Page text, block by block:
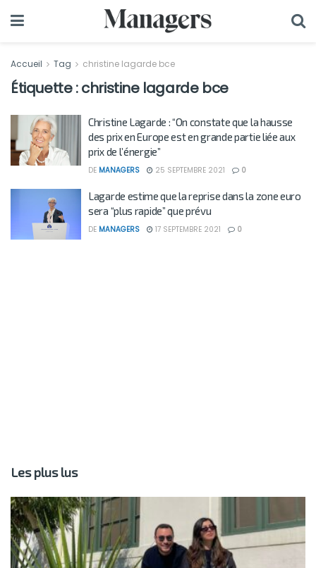
Accueil Tag christine lagarde bce
Étiquette :christine lagarde bce
Christine Lagarde : “On constate que la hausse
des prix en Europe est en grande partie liée aux
prix de l’énergie”
DE MANAGERS 25 SEPTEMBRE 2021 0
Lagarde estime que la reprise dans la zone euro
sera “plus rapide” que prévu
DE MANAGERS 17 SEPTEMBRE 2021 0
Les plus lus